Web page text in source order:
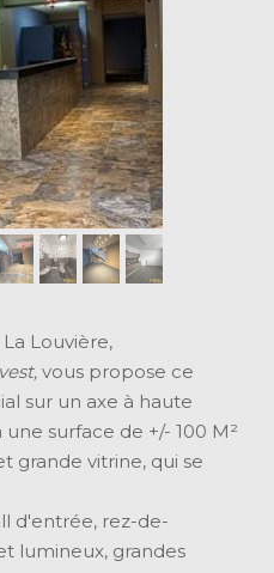
Louvière,
vous propose ce
sur un axe à haute
surface de +/- 100 M²
grande vitrine, qui se
d'entrée, rez-de-
lumineux, grandes